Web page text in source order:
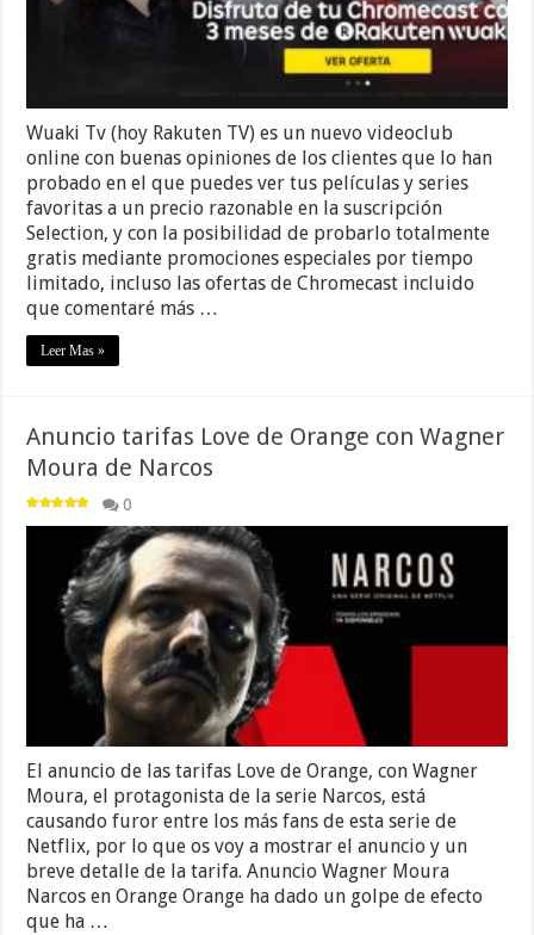
Wuaki Tv (hoy Rakuten TV) es un nuevo videoclub
online con buenas opiniones de los clientes que lo han
probado en el que puedes ver tus películas y series
favoritas a un precio razonable en la suscripción
Selection, y con la posibilidad de probarlo totalmente
gratis mediante promociones especiales por tiempo
limitado, incluso las ofertas de Chromecast incluido
que comentaré más …
Leer Mas »
Anuncio tarifas Love de Orange con Wagner
Moura de Narcos
0
El anuncio de las tarifas Love de Orange, con Wagner
Moura, el protagonista de la serie Narcos, está
causando furor entre los más fans de esta serie de
Netflix, por lo que os voy a mostrar el anuncio y un
breve detalle de la tarifa. Anuncio Wagner Moura
Narcos en Orange Orange ha dado un golpe de efecto
que ha …